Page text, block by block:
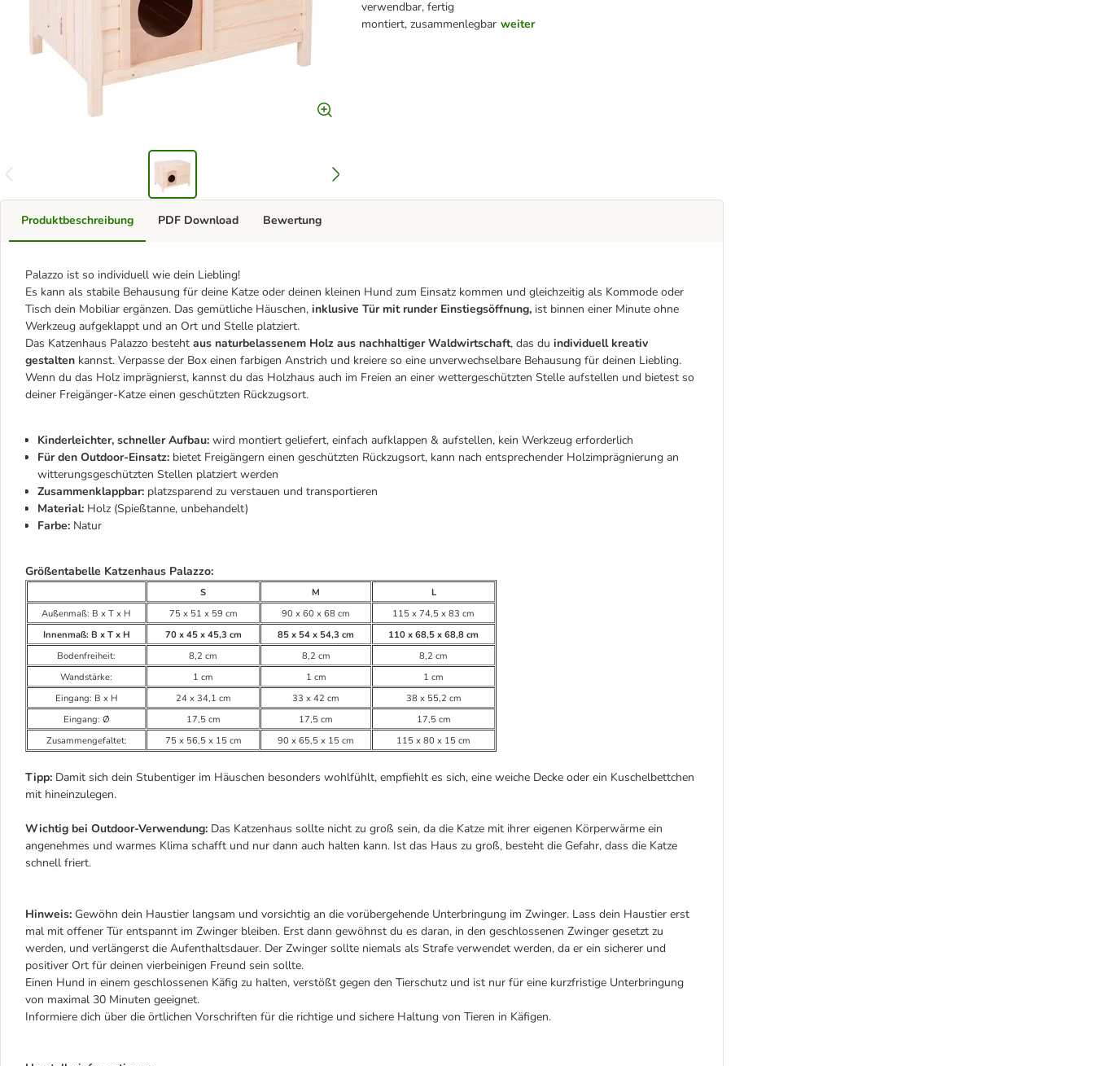
verwendbar, fertig
montiert, zusammenlegbar weiter
Produktbeschreibung
Palazzo ist so individuell wie dein Liebling!
Es kann als stabile Behausung für deine Katze oder deinen kleinen Hund zum Einsatz kommen und gleichzeitig als Kommode oder
Tisch dein Mobiliar ergänzen. Das gemütliche Häuschen, inklusive Tür mit runder Einstiegsöffnung, ist binnen einer Minute ohne
Werkzeug aufgeklappt und an Ort und Stelle platziert.
Das Katzenhaus Palazzo besteht aus naturbelassenem Holz aus nachhaltiger Waldwirtschaft, das du individuell kreativ
gestalten kannst. Verpasse der Box einen farbigen Anstrich und kreiere so eine unverwechselbare Behausung für deinen Liebling.
Wenn du das Holz imprägnierst, kannst du das Holzhaus auch im Freien an einer wettergeschützten Stelle aufstellen und bietest so
deiner Freigänger-Katze einen geschützten Rückzugsort.
Kinderleichter, schneller Aufbau: wird montiert geliefert, einfach aufklappen & aufstellen, kein Werkzeug erforderlich
Für den Outdoor-Einsatz: bietet Freigängern einen geschützten Rückzugsort, kann nach entsprechender Holzimprägnierung an
witterungsgeschützten Stellen platziert werden
Zusammenklappbar: platzsparend zu verstauen und transportieren
Material: Holz (Spießtanne, unbehandelt)
Farbe: Natur
Größentabelle Katzenhaus Palazzo:
S M
L
Außenmaß: B x T x H
75 x 51 x 59 cm 90 x 60 x 68 cm
115 x 74,5 x 83 cm
Innenmaß: B x T x H
70 x 45 x 45,3 cm 85 x 54 x 54,3 cm
110 x 68,5 x 68,8 cm
Bodenfreiheit:
8,2 cm 8,2 cm
8,2 cm
Wandstärke:
1 cm 1 cm
1 cm
Eingang: B x H
24 x 34,1 cm 33 x 42 cm
38 x 55,2 cm
Eingang: Ø
17,5 cm 17,5 cm
17,5 cm
Zusammengefaltet:
75 x 56,5 x 15 cm 90 x 65,5 x 15 cm 115 x 80 x 15 cm
Tipp: Damit sich dein Stubentiger im Häuschen besonders wohlfühlt, empfiehlt es sich, eine weiche Decke oder ein Kuschelbettchen
mit hineinzulegen.
Wichtig bei Outdoor-Verwendung: Das Katzenhaus sollte nicht zu groß sein, da die Katze mit ihrer eigenen Körperwärme ein
angenehmes und warmes Klima schafft und nur dann auch halten kann. Ist das Haus zu groß, besteht die Gefahr, dass die Katze
schnell friert.
Hinweis: Gewöhn dein Haustier langsam und vorsichtig an die vorübergehende Unterbringung im Zwinger. Lass dein Haustier erst
mal mit offener Tür entspannt im Zwinger bleiben. Erst dann gewöhnst du es daran, in den geschlossenen Zwinger gesetzt zu
werden, und verlängerst die Aufenthaltsdauer. Der Zwinger sollte niemals als Strafe verwendet werden, da er ein sicherer und
positiver Ort für deinen vierbeinigen Freund sein sollte.
Einen Hund in einem geschlossenen Käfig zu halten, verstößt gegen den Tierschutz und ist nur für eine kurzfristige Unterbringung
von maximal 30 Minuten geeignet.
Informiere dich über die örtlichen Vorschriften für die richtige und sichere Haltung von Tieren in Käfigen.
PDF Download Bewertung